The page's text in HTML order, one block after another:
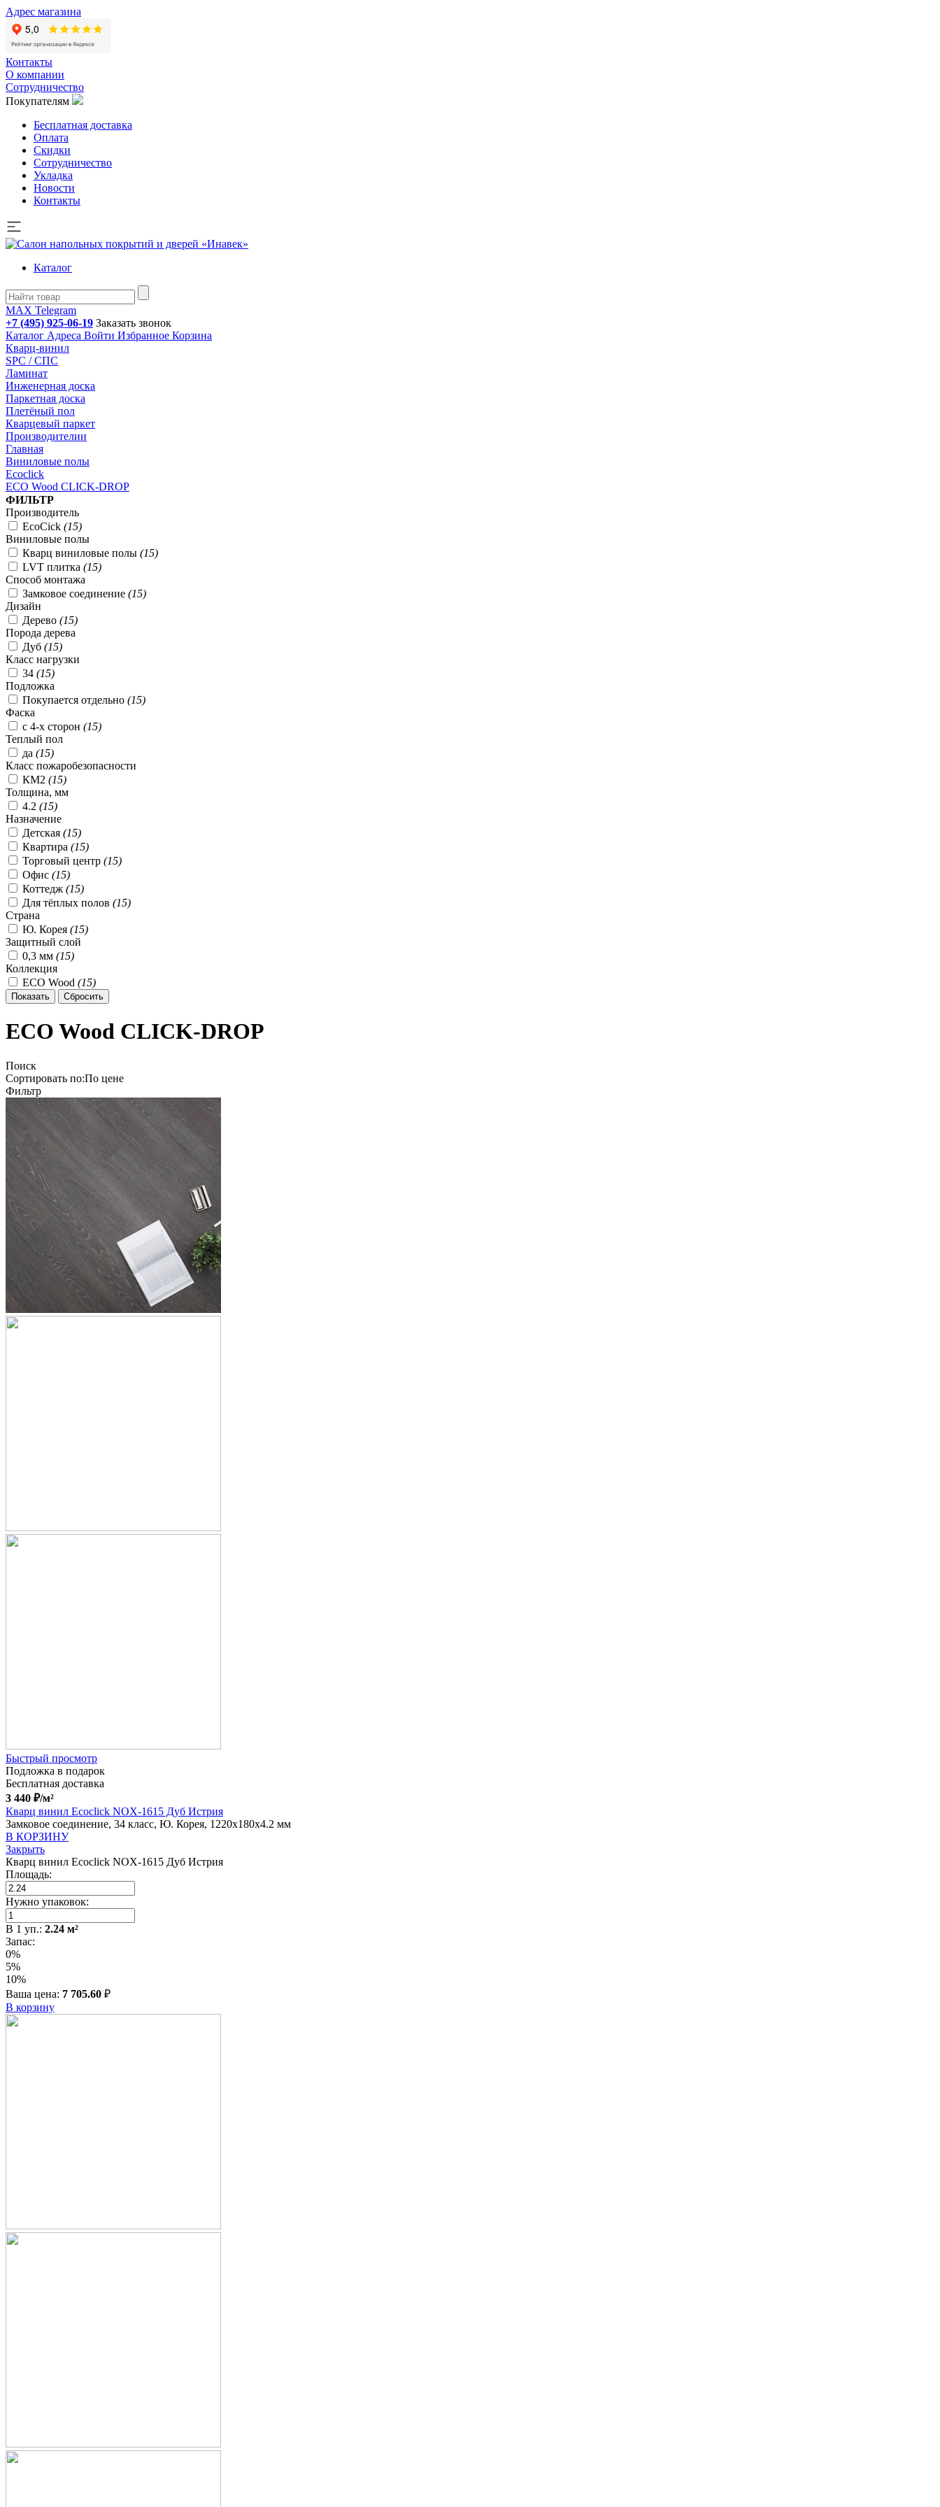
Адрес магазина
Контакты
О компании
Сотрудничество
Покупателям
Бесплатная доставка
Оплата
Скидки
Сотрудничество
Укладка
Новости
Контакты
Каталог
MAX Telegram
+7 (495) 925-06-19 Заказать звонок
Каталог Адреса Войти Избранное Корзина
Кварц-винил
SPC / СПС
Ламинат
Инженерная доска
Паркетная доска
Плетёный пол
Кварцевый паркет
Производителии
Главная
Виниловые полы
Ecoclick
ECO Wood CLICK-DROP
Подбор параметров
ФИЛЬТР
Производитель
EcoCick (15)
Виниловые полы
Кварц виниловые полы (15)
LVT плитка (15)
Способ монтажа
Замковое соединение (15)
Дизайн
Дерево (15)
Порода дерева
Дуб (15)
Класс нагрузки
34 (15)
Подложка
Покупается отдельно (15)
Фаска
с 4-х сторон (15)
Теплый пол
да (15)
Класс пожаробезопасности
КМ2 (15)
Толщина, мм
4.2 (15)
Назначение
Детская (15)
Квартира (15)
Торговый центр (15)
Офис (15)
Коттедж (15)
Для тёплых полов (15)
Страна
Ю. Корея (15)
Защитный слой
0,3 мм (15)
Коллекция
ECO Wood (15)
ECO Wood CLICK-DROP
Поиск
Сортировать по:По цене
Фильтр
Быстрый просмотр
Подложка в подарок
Бесплатная доставка
3 440 ₽/м²
Кварц винил Ecoclick NOX-1615 Дуб Истрия
Замковое соединение, 34 класс, Ю. Корея, 1220x180x4.2 мм
В КОРЗИНУ
Закрыть
Кварц винил Ecoclick NOX-1615 Дуб Истрия
Площадь:
Нужно упаковок:
В 1 уп.: 2.24 м²
Запас:
0%
5%
10%
Ваша цена: 7 705.60 ₽
В корзину